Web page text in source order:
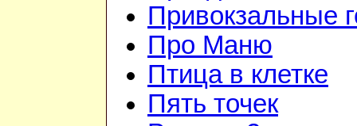
Привокзальные
Про Маню
Птица в клетке
Пять точек